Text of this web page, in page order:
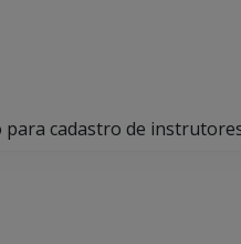
cadastro de